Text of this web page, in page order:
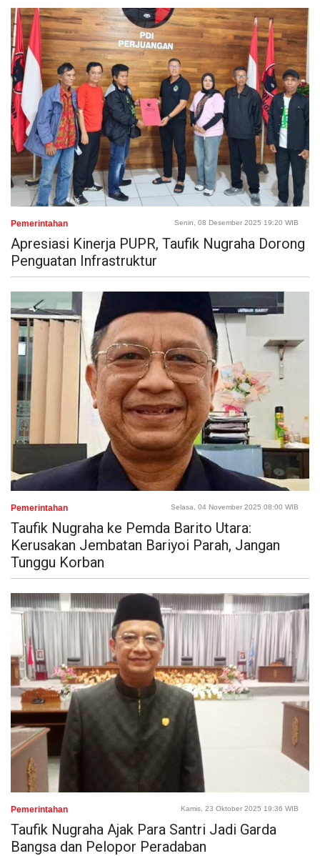
Pemerintahan Senin, 08 Desember 2025 19:20 WIB
Apresiasi Kinerja PUPR, Taufik Nugraha Dorong
Penguatan Infrastruktur
Pemerintahan Selasa, 04 November 2025 08:00 WIB
Taufik Nugraha ke Pemda Barito Utara:
Kerusakan Jembatan Bariyoi Parah, Jangan
Tunggu Korban
Pemerintahan Kamis, 23 Oktober 2025 19:36 WIB
Taufik Nugraha Ajak Para Santri Jadi Garda
Bangsa dan Pelopor Peradaban